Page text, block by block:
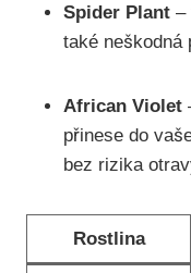
Spider Plant –
také neškodná
African Violet
přinese do
bez rizika
Rostlina